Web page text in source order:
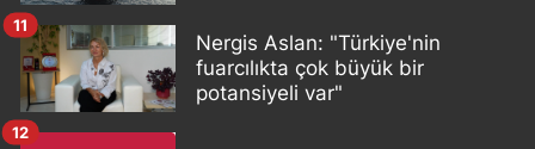
Nergis Aslan: "Türkiye'nin
fuarcılıkta çok büyük bir
potansiyeli var"
11
12